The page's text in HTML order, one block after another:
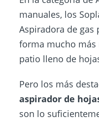
manuales, los
Aspiradora de gas
forma mucho más
patio lleno de
Pero los más
aspirador de
son lo